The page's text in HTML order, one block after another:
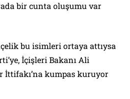
bir cunta oluşumu var
bu isimleri ortaya attıysa
İçişleri Bakanı Ali
İttifakı’na kumpas kuruyor